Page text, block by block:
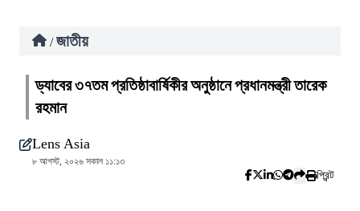
/ জাতীয়
ড্যাবের ৩৭তম প্রতিষ্ঠাবার্ষিকীর অনুষ্ঠানে প্রধানমন্ত্রী তারেক
রহমান
Lens Asia
৮ আগস্ট, ২০২৬ সকাল ১১:১৩
প্রিন্ট